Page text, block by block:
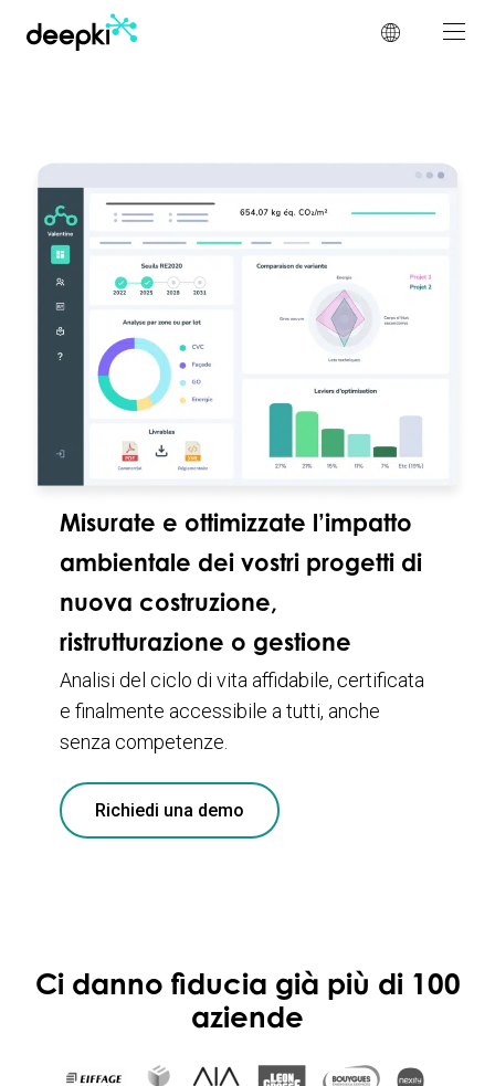
Misurate e ottimizzate l’impatto
ambientale dei vostri progetti di
nuova costruzione,
ristrutturazione o gestione
Analisi del ciclo di vita affidabile, certificata
e finalmente accessibile a tutti, anche
senza competenze.
Richiedi una demo
Ci danno fiducia già più di 100
aziende
Pannello di gestione dei cookies